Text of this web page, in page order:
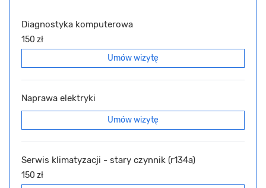
Diagnostyka komputerowa
150 zł
Umów wizytę
Naprawa elektryki
Umów wizytę
Serwis klimatyzacji - stary czynnik (r134a)
150 zł